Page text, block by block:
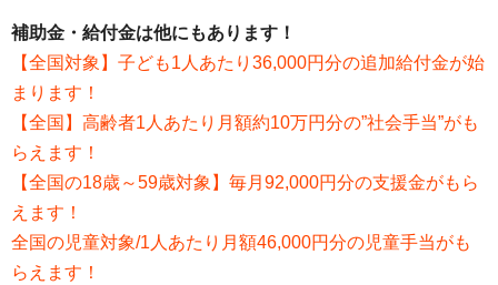
補助金・給付金は他にもあります！
【全国対象】子ども1人あたり36,000円分の追加給付金が始
まります！
【全国】高齢者1人あたり月額約10万円分の”社会手当”がも
らえます！
【全国の18歳～59歳対象】毎月92,000円分の支援金がもら
えます！
全国の児童対象/1人あたり月額46,000円分の児童手当がも
らえます！